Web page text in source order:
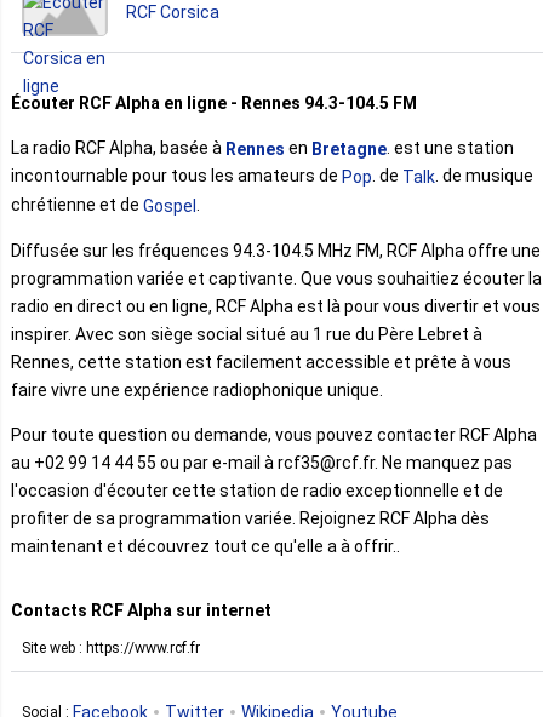
RCF Corsica
Écouter RCF Alpha en ligne - Rennes 94.3-104.5 FM
La radio RCF Alpha, basée à Rennes en Bretagne . est une station
incontournable pour tous les amateurs de Pop. de Talk. de musique
chrétienne et de Gospel
Diffusée sur les fréquences 94.3-104.5 MHz FM, RCF Alpha offre une
programmation variée et captivante. Que vous souhaitiez écouter la
radio en direct ou en ligne, RCF Alpha est là pour vous divertir et vous
inspirer. Avec son siège social situé au 1 rue du Père Lebret à
Rennes, cette station est facilement accessible et prête à vous
faire vivre une expérience radiophonique unique.
Pour toute question ou demande, vous pouvez contacter RCF Alpha
au +02 99 14 44 55 ou par e-mail à rcf35@rcf.fr. Ne manquez pas
l'occasion d'écouter cette station de radio exceptionnelle et de
profiter de sa programmation variée. Rejoignez RCF Alpha dès
maintenant et découvrez tout ce qu'elle a à offrir..
Contacts RCF Alpha sur internet
Site web : https://www.rcf.fr
Social : Facebook Twitter Wikipedia Youtube